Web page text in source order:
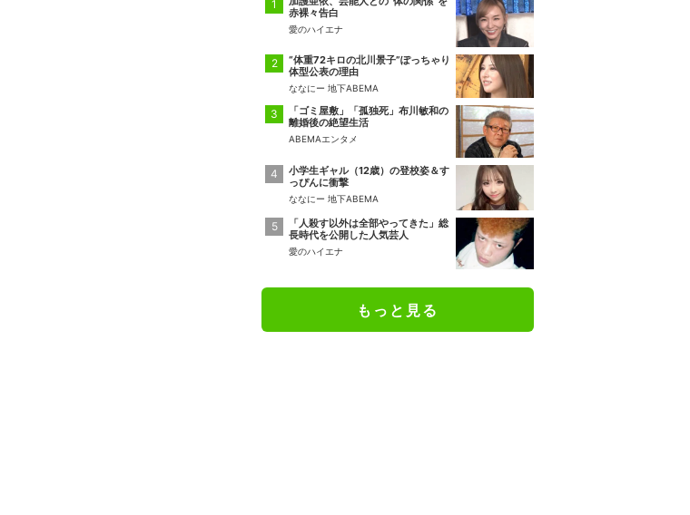
赤裸々告白
愛のハイエナ
“体重72キロの北川景子”ぽっちゃり
体型公表の理由
ななにー 地下ABEMA
「ゴミ屋敷」「孤独死」布川敏和の
離婚後の絶望生活
ABEMAエンタメ
小学生ギャル（12歳）の登校姿＆す
っぴんに衝撃
ななにー 地下ABEMA
「人殺す以外は全部やってきた」総
長時代を公開した人気芸人
愛のハイエナ
もっと見る